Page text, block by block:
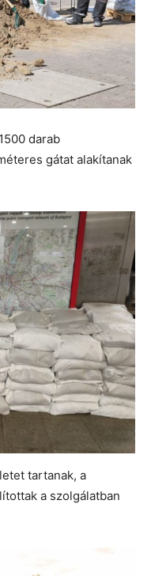
darab
gátat alakítanak
tartanak, a
a szolgálatban